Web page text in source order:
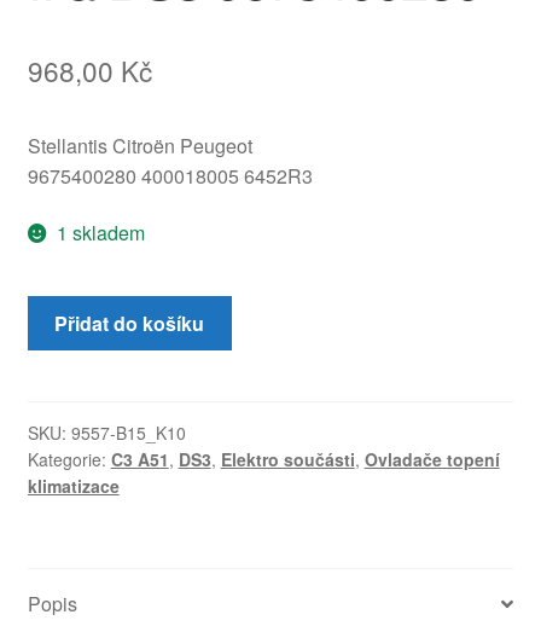
968,00 Kč
Stellantis Citroën Peugeot
9675400280 400018005 6452R3
1 skladem
Ovladač
topení
Citroën
C3
II
množství
Přidat do košíku
SKU: 9557-B15_K10
Kategorie: C3 A51, DS3, Elektro součásti, Ovladače topení
klimatizace
Popis